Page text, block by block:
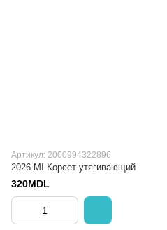
Артикул: 2000994322896
2026 MI Корсет утягивающий
320MDL